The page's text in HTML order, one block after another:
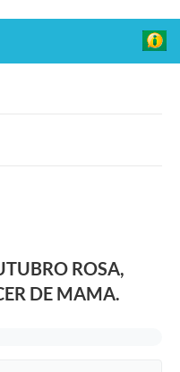
ROSA,
DE MAMA.